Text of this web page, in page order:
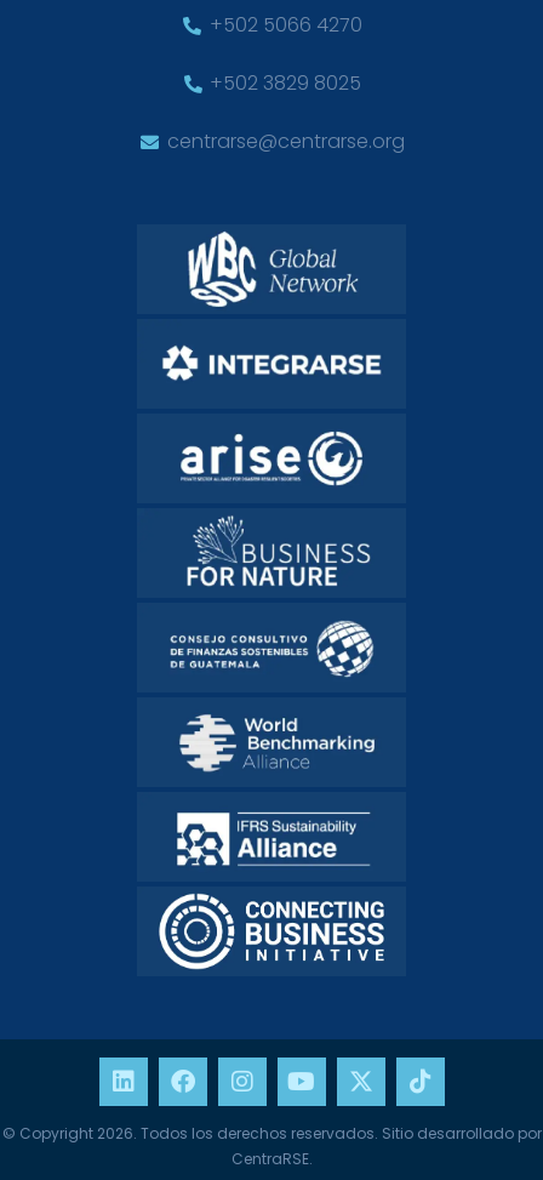
+502 5066 4270
+502 3829 8025
centrarse@centrarse.org
© Copyright 2026. Todos los derechos reservados. Sitio desarrollado por
CentraRSE.